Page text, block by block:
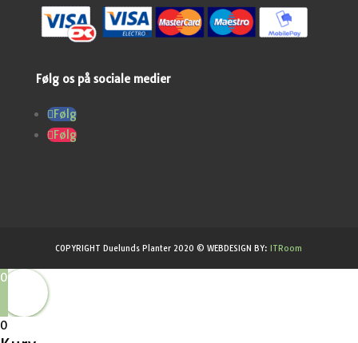
Følg os på sociale medier
Følg
Følg
COPYRIGHT Duelunds Planter 2020 © WEBDESIGN BY: ITRoom
0
0